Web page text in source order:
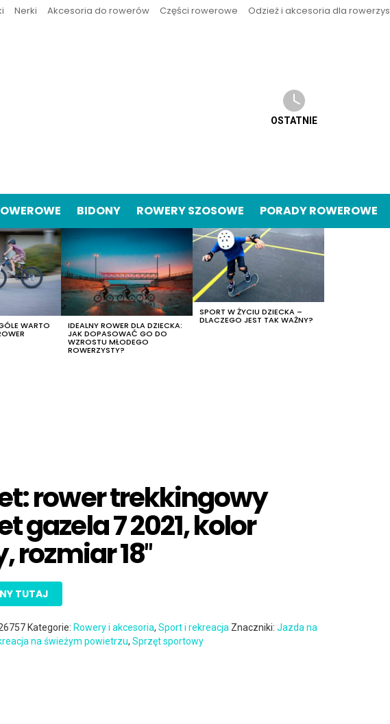
Nerki Akcesoria do rowerów Części rowerowe Odzież i akcesoria dla
OSTATNIE
BIDONY ROWERY SZOSOWE PORADY ROWEROWE
WARTO IDEALNY ROWER DLA DZIECKA:
JAK DOPASOWAĆ GO DO
WZROSTU MŁODEGO
ROWERZYSTY?
SPORT W ŻYCIU DZIECKA –
DLACZEGO JEST TAK WAŻNY?
rower trekkingowy
gazela 7 2021, kolor
rozmiar 18″
TUTAJ
Kategorie: Rowery i akcesoria,Sport i rekreacja Znaczniki:Jazda na
na świeżym powietrzu,Sprzęt sportowy